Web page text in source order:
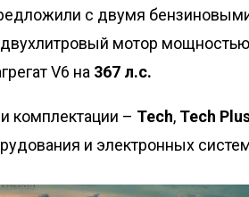
с двумя
двухлитровый мотор мощностью
V6 на 367 л.с.
комплектации – Tech, Tech
и электронных